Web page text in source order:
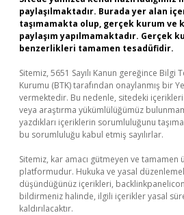
paylaşılmaktadır. Burada yer alan
taşımamakta olup, gerçek kurum ve
paylaşım yapılmamaktadır. Gerçek
benzerlikleri tamamen tesadüfidir.
Sitemiz, 5651 Sayılı Kanun gereğince Bilgi
Kurumu (BTK) tarafından onaylanmış bir
vermektedir. Bu nedenle, sitedeki
veya araştırma yükümlülüğümüz
yazdıkları içeriklerin sorumluluğunu
bu sorumluluğu kabul etmiş sayılırlar.
Sitemiz, kar amacı gütmeyen ve tamamen
platformudur. Hukuka ve yasal
düşündüğünüz içerikleri,
bildirmeniz halinde, ilgili içerikler yasal
kaldırılacaktır.